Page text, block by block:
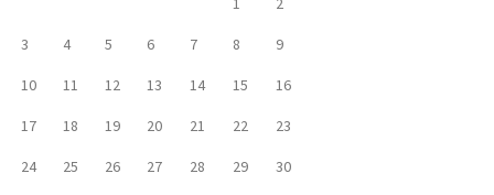
3 4 5 6 7 8 9
10 11 12 13 14 15 16
17 18 19 20 21 22 23
24 25 26 27 28 29 30